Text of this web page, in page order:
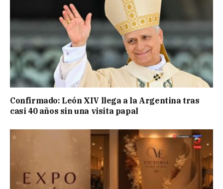
Confirmado: León XIV llega a la Argentina tras
casi 40 años sin una visita papal